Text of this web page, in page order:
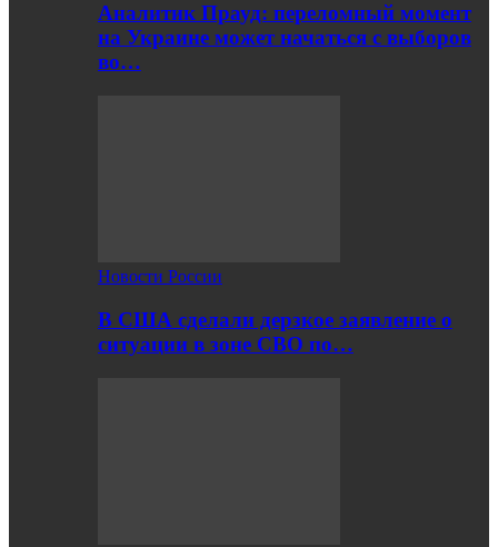
Аналитик Прауд: переломный момент
на Украине может начаться с выборов
во…
Новости России
В США сделали дерзкое заявление о
ситуации в зоне СВО по…